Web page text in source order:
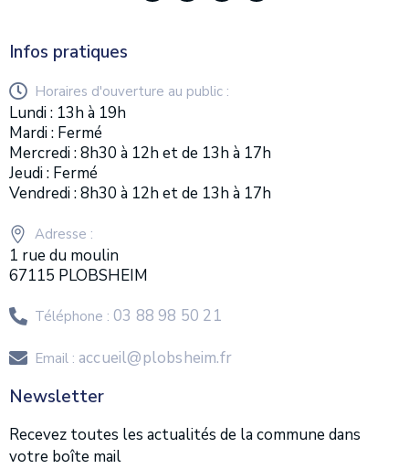
Infos pratiques
Horaires d'ouverture au public :
Lundi : 13h à 19h
Mardi : Fermé
Mercredi : 8h30 à 12h et de 13h à 17h
Jeudi : Fermé
Vendredi : 8h30 à 12h et de 13h à 17h
Adresse :
1 rue du moulin
67115 PLOBSHEIM
Téléphone : 03 88 98 50 21
Email : accueil@plobsheim.fr
Newsletter
Recevez toutes les actualités de la commune dans
votre boîte mail